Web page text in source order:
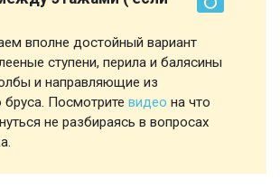
вполне достойный вариант
ступени, перила и балясины
и направляющие из
бруса. Посмотрите видео на что
не разбираясь в вопросах